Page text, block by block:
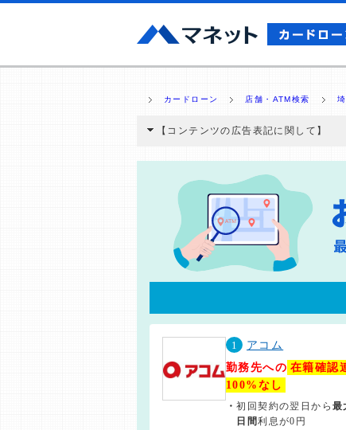
カードローン 店舗・ATM検索
【コンテンツの広告表記に関して】
と弊社に対して企業から紹介報酬が支払
ミ収集などに基づき、公平性を担保した
>提携企業一覧
1
アコム
勤務先への 在籍確認
100%なし
・初回契約の翌日から最
日間利息が0円